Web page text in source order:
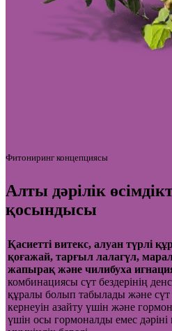
Фитониринг концепциясы
Алты дәрілік
қосындысы
Қасиетті витекс, алуан түрлі
қоғажай, тарғыл лалагүл,
жапырақ және чилибуха
комбинациясы сүт бездерінің
құралы болып табылады және сүт
кернеуін азайту үшін және
үшін осы гормоналды емес дәріні